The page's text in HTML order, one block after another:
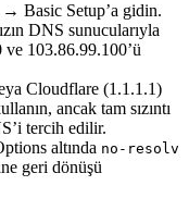
Basic Setup’a gidin.
DNS sunucularıyla
103.86.99.100’ü
Cloudflare (1.1.1.1)
ancak tam sızıntı
tercih edilir.
altında no-resolv
geri dönüşü